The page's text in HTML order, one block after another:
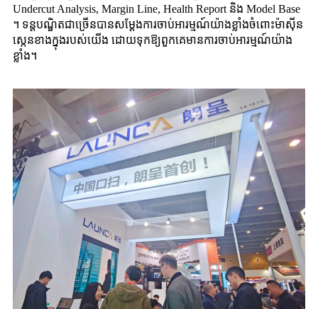
Undercut Analysis, Margin Line, Health Report និង Model Base
។ ទន្តបណ្ឌិតជាច្រើនបានសម្តែងការចាប់អារម្មណ៍យ៉ាងខ្លាំងចំពោះម៉ាស៊ីន
ស្កេនខាងក្នុងរបស់យើង ដោយទុកឱ្យពួកគេមានការចាប់អារម្មណ៍យ៉ាង
ខ្លាំង។